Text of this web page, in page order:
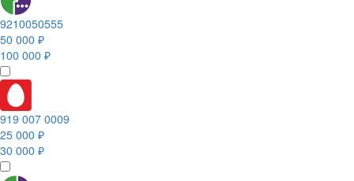
9210050555
50 000 ₽
100 000 ₽
919 007 0009
25 000 ₽
30 000 ₽